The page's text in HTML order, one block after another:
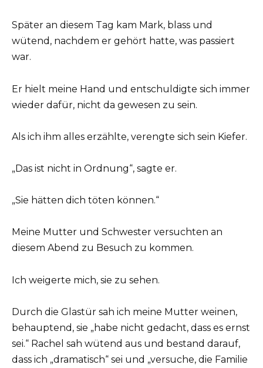
Später an diesem Tag kam Mark, blass und
wütend, nachdem er gehört hatte, was passiert
war.
Er hielt meine Hand und entschuldigte sich immer
wieder dafür, nicht da gewesen zu sein.
Als ich ihm alles erzählte, verengte sich sein Kiefer.
„Das ist nicht in Ordnung“, sagte er.
„Sie hätten dich töten können.“
Meine Mutter und Schwester versuchten an
diesem Abend zu Besuch zu kommen.
Ich weigerte mich, sie zu sehen.
Durch die Glastür sah ich meine Mutter weinen,
behauptend, sie „habe nicht gedacht, dass es ernst
sei.“ Rachel sah wütend aus und bestand darauf,
dass ich „dramatisch“ sei und „versuche, die Familie